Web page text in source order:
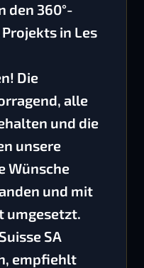
den 360°-
in Les
Die
alle
und die
unsere
Wünsche
und mit
umgesetzt.
SA
empfiehlt